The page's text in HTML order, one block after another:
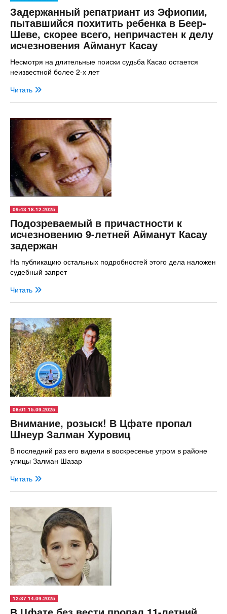
Задержанный репатриант из Эфиопии,
пытавшийся похитить ребенка в Беер-
Шеве, скорее всего, непричастен к делу
исчезновения Айманут Касау
Несмотря на длительные поиски судьба Касао остается
неизвестной более 2-х лет
Читать
09:43 18.12.2025
Подозреваемый в причастности к
исчезновению 9-летней Айманут Касау
задержан
На публикацию остальных подробностей этого дела наложен
судебный запрет
Читать
08:01 15.09.2025
Внимание, розыск! В Цфате пропал
Шнеур Залман Хуровиц
В последний раз его видели в воскресенье утром в районе
улицы Залман Шазар
Читать
12:37 14.09.2025